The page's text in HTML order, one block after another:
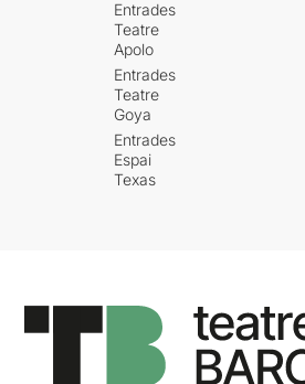
Entrades
Teatre
Apolo
Entrades
Teatre
Goya
Entrades
Espai
Texas